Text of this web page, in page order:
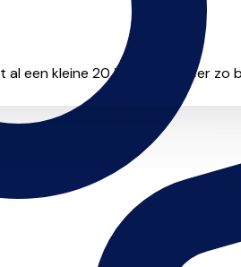
een kleine 20 jaar. Ik probeer zo